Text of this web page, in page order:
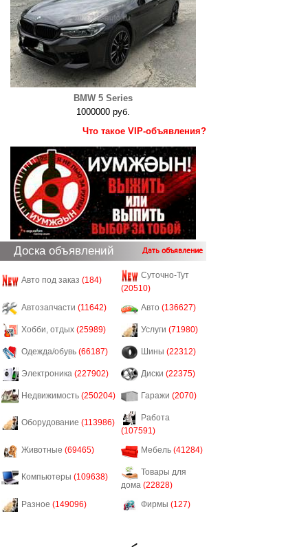
BMW 5 Series
1000000 руб.
Что такое VIP-объявления?
Доска объявлений Дать объявление
Авто под заказ (184)
Суточно-Тут
(20510)
Автозапчасти (11642) Авто (136627)
Хобби, отдых (25989) Услуги (71980)
Одежда/обувь (66187) Шины (22312)
Электроника (227902) Диски (22375)
Недвижимость (250204) Гаражи (2070)
Оборудование (113986)
Работа
(107591)
Животные (69465) Мебель (41284)
Компьютеры (109638)
Товары для
дома (22828)
Разное (149096) Фирмы (127)